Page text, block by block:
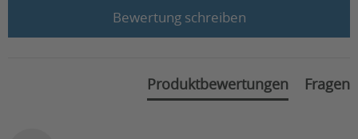
Bewertung schreiben
Produktbewertungen Fragen